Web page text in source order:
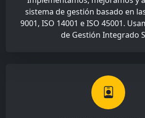
sistema de gestión basado en
9001, ISO 14001 e ISO 45001.
de Gestión Integrado